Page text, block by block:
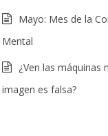
Mayo: Mes de la
Mental
¿Ven las
imagen es falsa?